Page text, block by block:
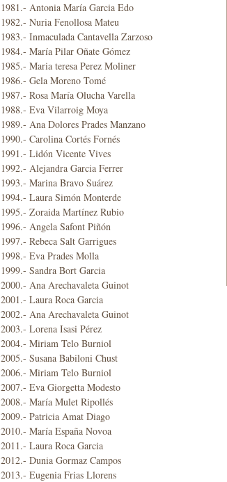
1981.- Antonia María Garcia Edo
1982.- Nuria Fenollosa Mateu
1983.- Inmaculada Cantavella Zarzoso
1984.- María Pilar Oñate Gómez
1985.- Maria teresa Perez Moliner
1986.- Gela Moreno Tomé
1987.- Rosa María Olucha Varella
1988.- Eva Vilarroig Moya
1989.- Ana Dolores Prades Manzano
1990.- Carolina Cortés Fornés
1991.- Lidón Vicente Vives
1992.- Alejandra Garcia Ferrer
1993.- Marina Bravo Suárez
1994.- Laura Simón Monterde
1995.- Zoraida Martínez Rubio
1996.- Angela Safont Piñón
1997.- Rebeca Salt Garrigues
1998.- Eva Prades Molla
1999.- Sandra Bort Garcia
2000.- Ana Arechavaleta Guinot
2001.- Laura Roca Garcia
2002.- Ana Arechavaleta Guinot
2003.- Lorena Isasi Pérez
2004.- Miriam Telo Burniol
2005.- Susana Babiloni Chust
2006.- Miriam Telo Burniol
2007.- Eva Giorgetta Modesto
2008.- María Mulet Ripollés
2009.- Patricia Amat Diago
2010.- María España Novoa
2011.- Laura Roca Garcia
2012.- Dunia Gormaz Campos
2013.- Eugenia Frias Llorens